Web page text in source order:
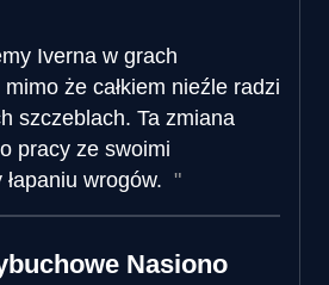
Iverna w grach
że całkiem nieźle radzi
szczeblach. Ta zmiana
pracy ze swoimi
łapaniu wrogów.
Nasiono